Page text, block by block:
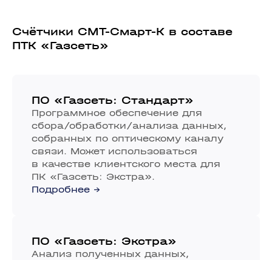
Счётчики СМТ-Смарт-К в составе
ПТК «Газсеть»
ПО «Газсеть: Стандарт»
Программное обеспечение для
сбора/обработки/анализа данных,
собранных по оптическому каналу
связи. Может использоваться
в качестве клиентского места для
ПК «Газсеть: Экстра».
Подробнее →
ПО «Газсеть: Экстра»
Анализ полученных данных,